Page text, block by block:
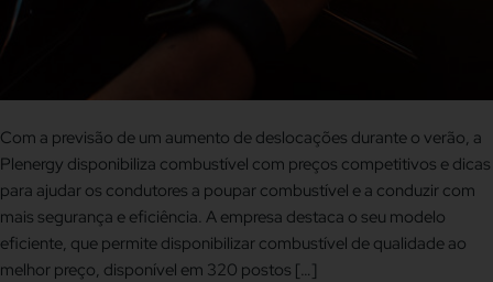
Com a previsão de um aumento de deslocações durante o verão, a
Plenergy disponibiliza combustível com preços competitivos e dicas
para ajudar os condutores a poupar combustível e a conduzir com
mais segurança e eficiência. A empresa destaca o seu modelo
eficiente, que permite disponibilizar combustível de qualidade ao
melhor preço, disponível em 320 postos […]